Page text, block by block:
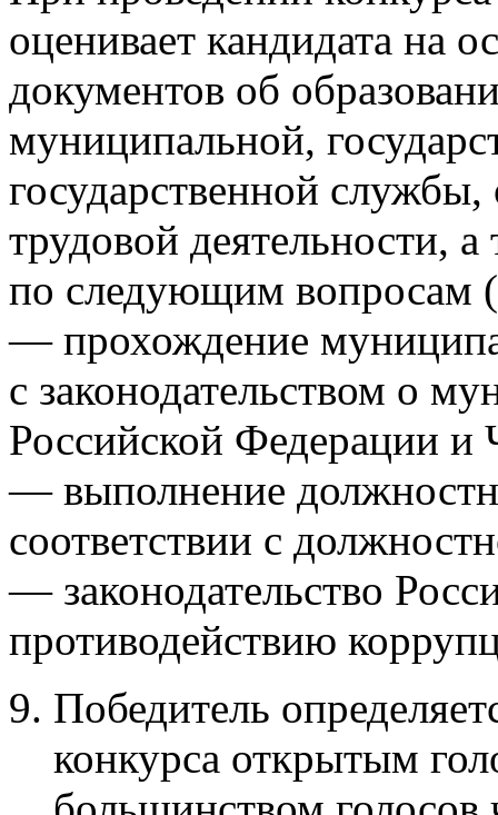
оценивает кандидата на
документов об
муниципальной,
государственной
трудовой деятельности,
по следующим вопросам
— прохождение
с законодательством о
Российской Федерации и
— выполнение
соответствии с
— законодательство
противодействию
Победитель
конкурса открытым